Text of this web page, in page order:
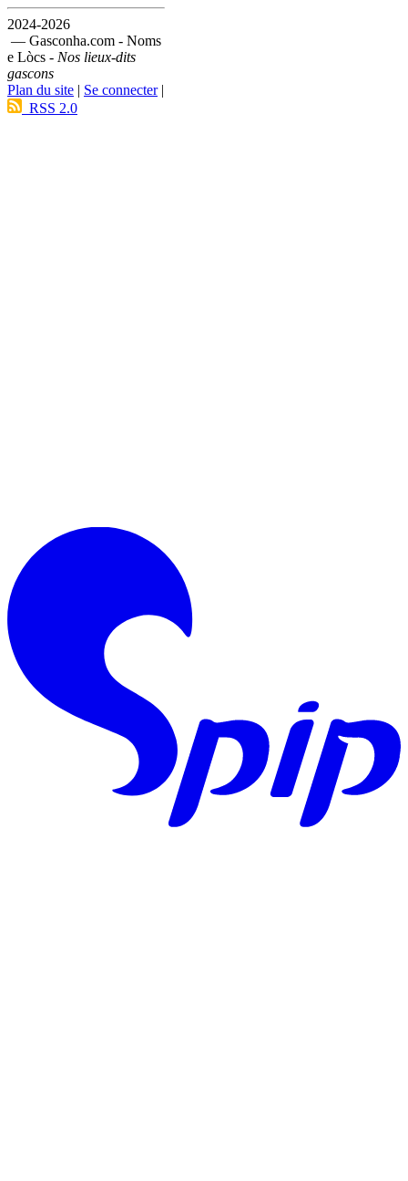
2024-2026
— Gasconha.com - Noms
e Lòcs - Nos lieux-dits
gascons
Plan du site | Se connecter|
RSS 2.0